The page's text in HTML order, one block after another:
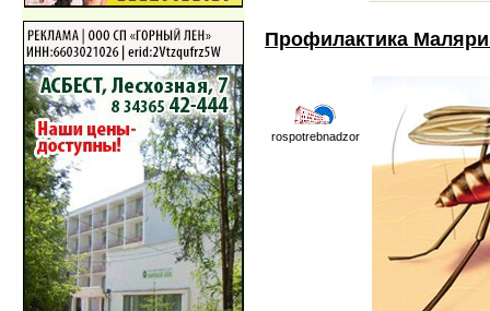
Профилактика
rospotrebnadzor